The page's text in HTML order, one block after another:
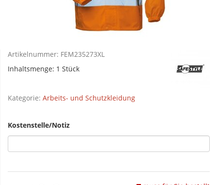
Artikelnummer: FEM235273XL
Inhaltsmenge: 1 Stück
Kategorie: Arbeits- und Schutzkleidung
Kostenstelle/Notiz